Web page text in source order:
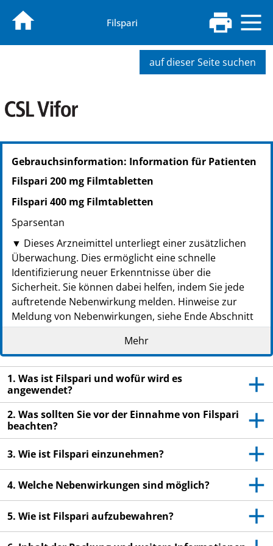
Filspari
auf dieser Seite suchen
PZN: 18829199
PPN: 111882919909
Gebrauchsinformation: Information für Patienten
Filspari 200 mg Filmtabletten
Filspari 400 mg Filmtabletten
Sparsentan
▼ Dieses Arzneimittel unterliegt einer zusätzlichen
Überwachung. Dies ermöglicht eine schnelle
Identifizierung neuer Erkenntnisse über die
Sicherheit. Sie können dabei helfen, indem Sie jede
auftretende Nebenwirkung melden. Hinweise zur
Meldung von Nebenwirkungen, siehe Ende Abschnitt
4.
Lesen Sie die gesamte Packungsbeilage sorgfältig
durch, bevor Sie mit der Einnahme dieses
Arzneimittels beginnen, denn sie enthält wichtige
Informationen.
Heben Sie die Packungsbeilage auf. Vielleicht
möchten Sie diese später nochmals lesen.
an Ihren Arzt oder Apotheker.
Dieses Arzneimittel wurde Ihnen persönlich
verschrieben. Geben Sie es nicht an Dritte weiter.
Es kann anderen Menschen schaden, auch wenn
diese die gleichen Beschwerden haben wie Sie.
Mehr
1. Was ist Filspari und wofür wird es
angewendet?
2. Was sollten Sie vor der Einnahme von Filspari
beachten?
3. Wie ist Filspari einzunehmen?
4. Welche Nebenwirkungen sind möglich?
5. Wie ist Filspari aufzubewahren?